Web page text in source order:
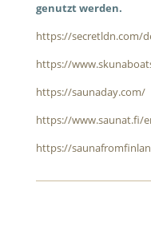
genutzt werden.
https://secretldn.com/
https://
https://saunaday.com/
https://www.saunat.fi/
https://